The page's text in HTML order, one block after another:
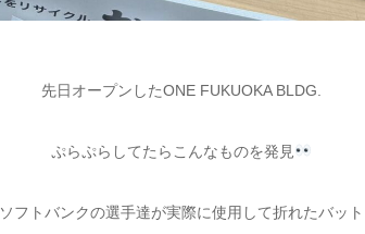
先日オープンしたONE FUKUOKA BLDG.
ぷらぷらしてたらこんなものを発見
ソフトバンクの選手達が実際に使用して折れたバット